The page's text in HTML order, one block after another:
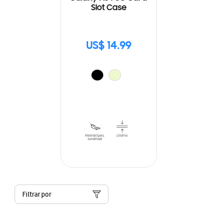
Slot Case
US$ 14.99
Filtrar por